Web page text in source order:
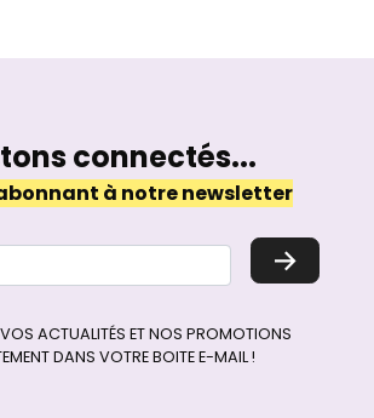
connectés...
à notre newsletter
→
VOS ACTUALITÉS ET NOS PROMOTIONS
DANS VOTRE BOITE E-MAIL !